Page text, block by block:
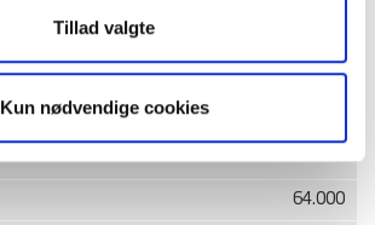
Tillad valgte
Kun nødvendige cookies
kr. 134.900
Kontantpris inkl. moms
64.000